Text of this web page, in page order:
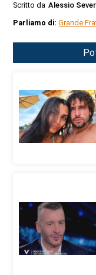
Scritto da Alessio
Parliamo di:Grande